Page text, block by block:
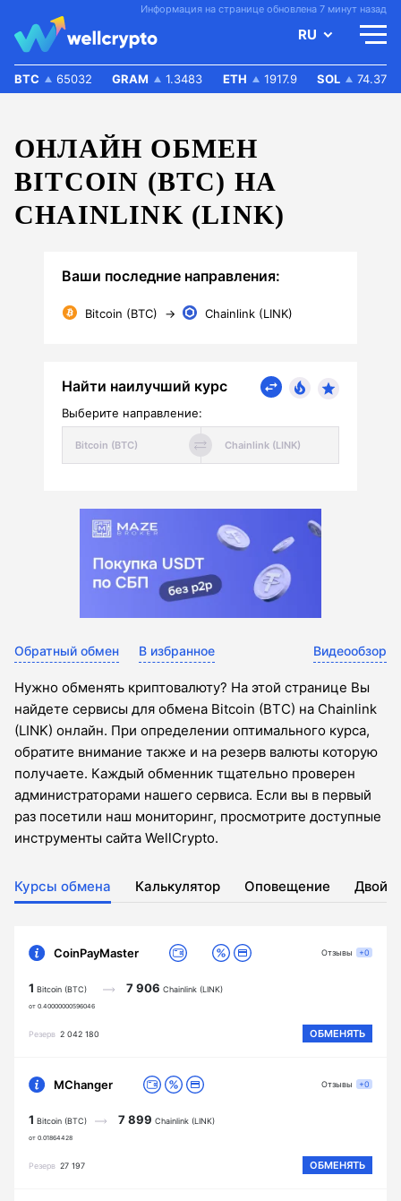
Информация на странице обновлена 7 минут назад
RU
BTC 65032 GRAM 1.3483 ETH 1917.9 SOL 74.37
ОНЛАЙН ОБМЕН
BITCOIN (BTC) НА
CHAINLINK (LINK)
Ваши последние направления:
Bitcoin (BTC) → Chainlink (LINK)
Найти наилучший курс
Выберите направление:
Обратный обмен В избранное Видеообзор
Нужно обменять криптовалюту? На этой странице Вы
найдете сервисы для обмена Bitcoin (BTC) на Chainlink
(LINK) онлайн. При определении оптимального курса,
обратите внимание также и на резерв валюты которую
получаете. Каждый обменник тщательно проверен
администраторами нашего сервиса. Если вы в первый
раз посетили наш мониторинг, просмотрите доступные
инструменты сайта WellCrypto.
Курсы обмена Калькулятор Оповещение
CoinPayMaster
1 Bitcoin (BTC)
от 0.40000000596046
7 906 Chainlink (LINK)
Резерв 2 042 180 ОБМЕНЯТЬ
Отзывы +0
MChanger
1 Bitcoin (BTC)
от 0.01864428
7 899 Chainlink (LINK)
Резерв 27 197 ОБМЕНЯТЬ
Отзывы +0